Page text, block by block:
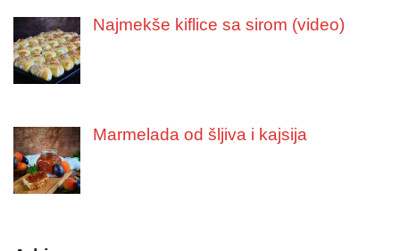
Najmekše kiflice sa sirom (video)
Marmelada od šljiva i kajsija